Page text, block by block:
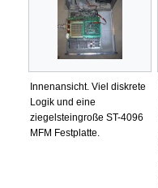
Innenansicht. Viel diskrete
Logik und eine
ziegelsteingroße ST-4096
MFM Festplatte.